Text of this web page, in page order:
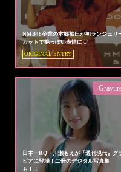
NMB48卒業の本郷柚巴が初ランジェリ
カットで艶っぽい表情に♡
ORIGINAL ENTRY
日本一RQ・川瀬もえが『週刊現代』グ
ビアに登場！二冊のデジタル写真集
も！！